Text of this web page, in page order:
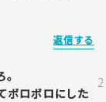
返信する
ボロボロにした